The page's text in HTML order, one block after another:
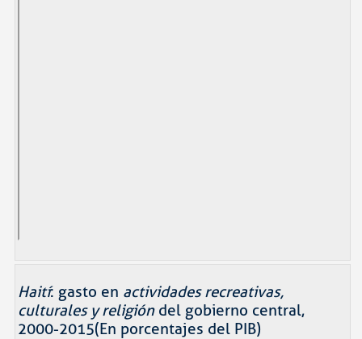
Haití: gasto en actividades recreativas,
culturales y religióndel gobierno central,
2000-2015(En porcentajes del PIB)